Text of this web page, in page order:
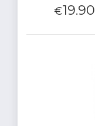
€19.90